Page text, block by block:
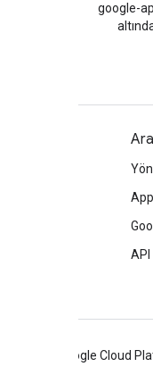
google-
API
Google Cloud